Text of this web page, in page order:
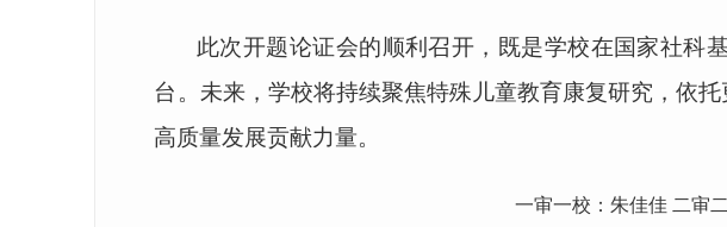
此次开题论证会的顺利召开，既是学校在国家社科
台。未来，学校将持续聚焦特殊儿童教育康复研究，依
高质量发展贡献力量。
一审一校：朱佳佳 二审